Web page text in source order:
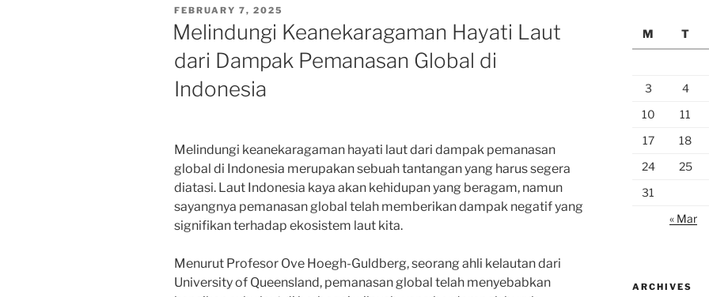
POSTED
ON
FEBRUARY 7, 2025
Melindungi Keanekaragaman Hayati Laut
dari Dampak Pemanasan Global di
Indonesia
Melindungi keanekaragaman hayati laut dari dampak pemanasan
global di Indonesia merupakan sebuah tantangan yang harus segera
diatasi. Laut Indonesia kaya akan kehidupan yang beragam, namun
sayangnya pemanasan global telah memberikan dampak negatif yang
signifikan terhadap ekosistem laut kita.
Menurut Profesor Ove Hoegh-Guldberg, seorang ahli kelautan dari
University of Queensland, pemanasan global telah menyebabkan
M
T
3
4
10
11
17
18
24
25
31
« Mar
ARCHIVES